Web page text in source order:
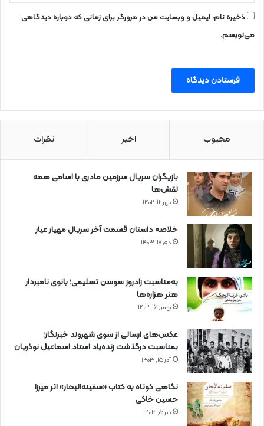
ذخیره نام، ایمیل و وبسایت من در مرورگر برای زمانی که دوباره دیدگاهی
می‌نویسم.
محبوب اخیر نظرات
بازیگران سریال سرزمین مادری با اسامی همه
نقش‌ها
مهر ۱۲, ۱۴۰۲
خلاصه داستان قسمت آخر سریال مهیار عیار
دی ۱۷, ۱۴۰۳
به‌مناسبت زادروز سوسن تسلیمی؛ بانوی نامبردار
هنر هزاره‌ها
بهمن ۱۶, ۱۴۰۲
عکس‌های ارسالی از سوی شهروند خبرنگار؛
بمناسبت درگذشت زنده‌یاد استاد اسماعیل نوذریان
آذر ۱۵, ۱۴۰۳
نگاهی کوتاه به کتاب «سفینه‌البحار» اثر میرزا
حسین خاکی
تیر ۵, ۱۴۰۳